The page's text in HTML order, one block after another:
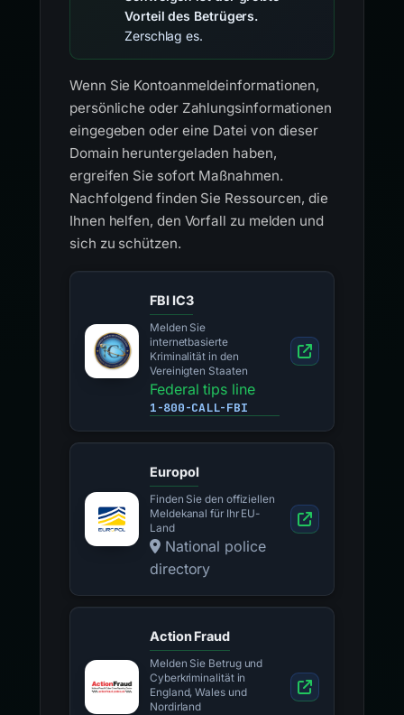
Vorteil des Betrügers.
Zerschlag es.
Wenn Sie Kontoanmeldeinformationen,
persönliche oder Zahlungsinformationen
eingegeben oder eine Datei von dieser
Domain heruntergeladen haben,
ergreifen Sie sofort Maßnahmen.
Nachfolgend finden Sie Ressourcen, die
Ihnen helfen, den Vorfall zu melden und
sich zu schützen.
FBI IC3
Melden Sie
internetbasierte
Kriminalität in den
Vereinigten Staaten
Federal tips line
1-800-CALL-FBI
Europol
Finden Sie den offiziellen
Meldekanal für Ihr EU-
Land
National police
directory
Action Fraud
Melden Sie Betrug und
Cyberkriminalität in
England, Wales und
Nordirland